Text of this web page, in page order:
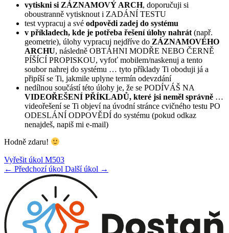
vytiskni si ZÁZNAMOVÝ ARCH, doporučuji si
oboustranně vytisknout i ZADÁNÍ TESTU
test vypracuj a své odpovědi zadej do systému
v příkladech, kde je potřeba řešení úlohy nahrát(např.
geometrie), úlohy vypracuj nejdříve do ZÁZNAMOVÉHO
ARCHU, následně OBTÁHNI MODŘE NEBO ČERNĚ
PÍŠÍCÍ PROPISKOU, vyfoť mobilem/naskenuj a tento
soubor nahrej do systému … tyto příklady Ti oboduji já a
připíší se Ti, jakmile uplyne termín odevzdání
nedílnou součástí této úlohy je, že se PODÍVÁŠ NA
VIDEOŘEŠENÍ PŘÍKLADŮ, které jsi neměl správně …
videořešení se Ti objeví na úvodní stránce cvičného testu PO
ODESLÁNÍ ODPOVĚDÍ do systému (pokud odkaz
nenajdeš, napiš mi e-mail)
Hodně zdaru!
Vyřešit úkol M503
← Předchozí úkol Další úkol →